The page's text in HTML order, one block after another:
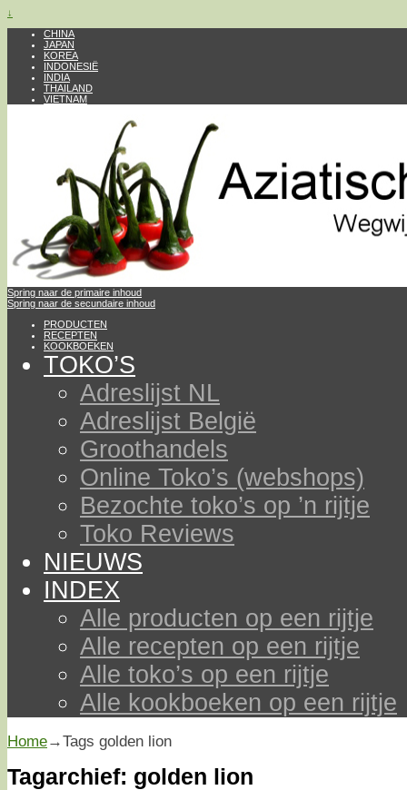
↓
CHINA
JAPAN
KOREA
INDONESIË
INDIA
THAILAND
VIETNAM
Spring naar de primaire inhoud
Spring naar de secundaire inhoud
PRODUCTEN
RECEPTEN
KOOKBOEKEN
TOKO’S
Adreslijst NL
Adreslijst België
Groothandels
Online Toko’s (webshops)
Bezochte toko’s op ’n rijtje
Toko Reviews
NIEUWS
INDEX
Alle producten op een rijtje
Alle recepten op een rijtje
Alle toko’s op een rijtje
Alle kookboeken op een rijtje
Home→Tags golden lion
Tagarchief: golden lion